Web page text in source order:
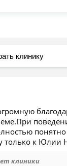
понятно
только к Юлии
клиники